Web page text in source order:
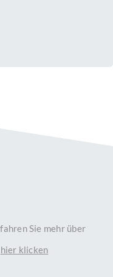
Sie mehr über
hier klicken